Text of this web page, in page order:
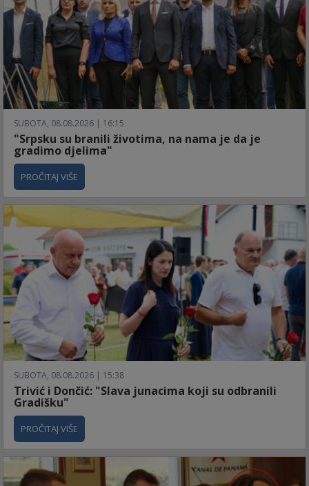
SUBOTA, 08.08.2026 | 16:15
"Srpsku su branili životima, na nama je da je
gradimo djelima"
PROČITAJ VIŠE
SUBOTA, 08.08.2026 | 15:38
Trivić i Dončić: "Slava junacima koji su odbranili
Gradišku"
PROČITAJ VIŠE